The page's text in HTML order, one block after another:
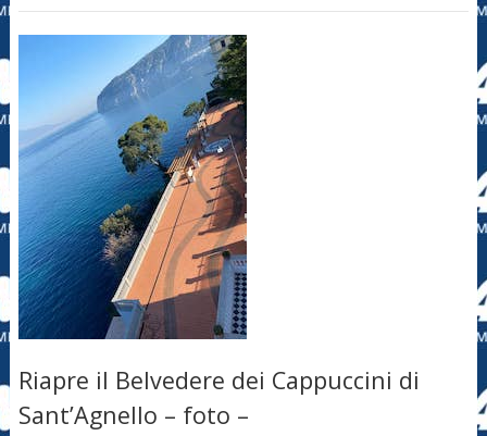
Riapre il Belvedere dei Cappuccini di
Sant’Agnello – foto –